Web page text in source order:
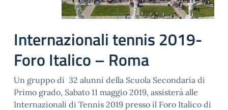
Internazionali tennis 2019-
Foro Italico – Roma
Un gruppo di 32 alunni della Scuola Secondaria di
Primo grado, Sabato 11 maggio 2019, assisterà alle
Internazionali di Tennis 2019 presso il Foro Italico di